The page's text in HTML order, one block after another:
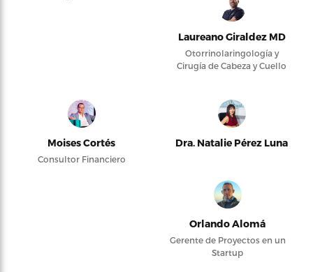
Laureano Giraldez MD
Otorrinolaringología y
Cirugía de Cabeza y Cuello
Moises Cortés
Consultor Financiero
Dra. Natalie Pérez Luna
Orlando Alomá
Gerente de Proyectos en un
Startup